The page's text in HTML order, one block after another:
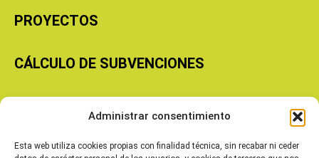
Administrar consentimiento
Esta web utiliza cookies propias con finalidad técnica, sin recabar ni ceder
PROYECTOS
CÁLCULO DE SUBVENCIONES